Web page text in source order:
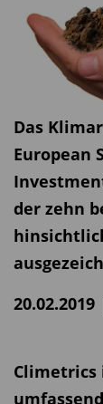
Das
European
der zehn
Climetrics